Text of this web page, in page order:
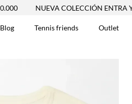
NUEVA COLECCIÓN ENTRA YA
Blog Tennis friends Outlet